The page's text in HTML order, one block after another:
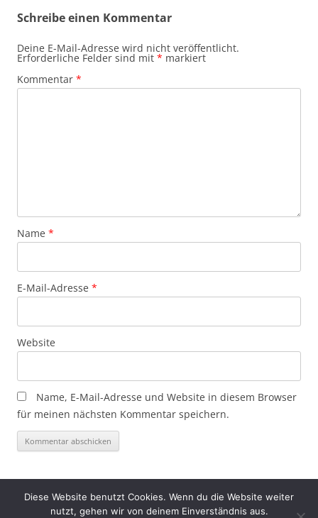
Schreibe einen Kommentar
Deine E-Mail-Adresse wird nicht veröffentlicht.
Erforderliche Felder sind mit * markiert
Kommentar *
Name *
E-Mail-Adresse *
Website
Name, E-Mail-Adresse und Website in diesem Browser
für meinen nächsten Kommentar speichern.
Diese Website benutzt Cookies. Wenn du die Website weiter
nutzt, gehen wir von deinem Einverständnis aus.